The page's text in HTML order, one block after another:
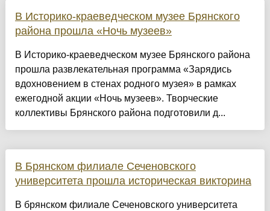
В Историко-краеведческом музее Брянского
района прошла «Ночь музеев»
В Историко-краеведческом музее Брянского района
прошла развлекательная программа «Зарядись
вдохновением в стенах родного музея» в рамках
ежегодной акции «Ночь музеев». Творческие
коллективы Брянского района подготовили д...
В Брянском филиале Сеченовского
университета прошла историческая викторина
В брянском филиале Сеченовского университета